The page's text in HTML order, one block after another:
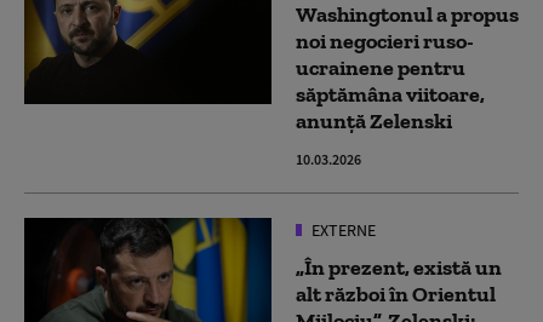
Washingtonul a propus
noi negocieri ruso-
ucrainene pentru
săptămâna viitoare,
anunţă Zelenski
10.03.2026
EXTERNE
„În prezent, există un
alt război în Orientul